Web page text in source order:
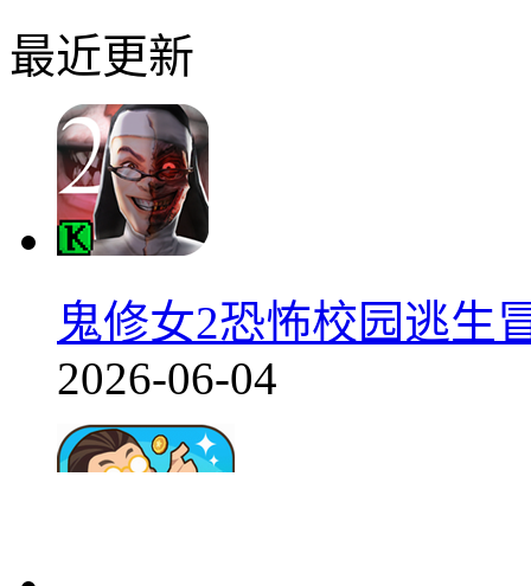
最近更新
鬼修女2恐怖校园逃生
2026-06-04